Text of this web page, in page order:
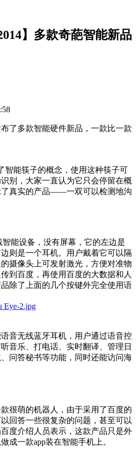
】多款奇葩智能新品
多款智能硬件新品，一款比一款
能筷子的概念，使用这种筷子可
别，大家一直认为它只会停留在概
了真实的产品——一双可以检测地沟
能设备，没有屏幕，它的左边是
则是一个耳机。用户戴着它可以隔
摄像头上可发射激光，方便对准物
到百度，再使用百度的大数据和人
除了上面的几个按键外完全使用语
无线蓝牙耳机，用户通过语音控
音乐、打电话、实时翻译、管理日
问答秘书等功能，同时还能访问海
萌的机器人，由于采用了百度的
回答一些很复杂的问题，甚至可以
度介绍人员表示，这款产品只是外
成一款app装在智能手机上。